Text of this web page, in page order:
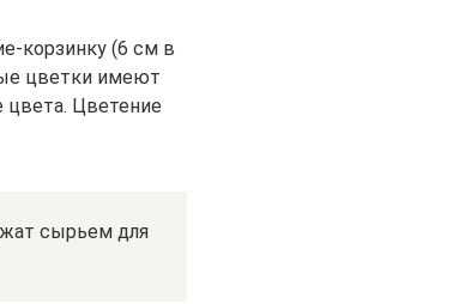
корзинку (6 см в
цветки имеют
Цветение
сырьем для